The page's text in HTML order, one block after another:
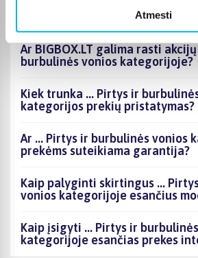
Atmesti
Ar BIGBOX.LT galima rasti
burbulinės vonios kategorijoje?
Kiek trunka ... Pirtys ir
kategorijos prekių pristatymas?
Ar ... Pirtys ir burbulinės vonios
prekėms suteikiama garantija?
Kaip palyginti skirtingus ...
vonios kategorijoje esančius
Kaip įsigyti ... Pirtys ir
kategorijoje esančias prekes